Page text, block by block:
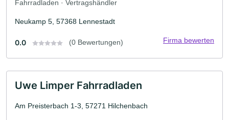
Fahrradladen · Vertragshändler
Neukamp 5, 57368 Lennestadt
0.0 (0 Bewertungen) Firma bewerten
Uwe Limper Fahrradladen
Am Preisterbach 1-3, 57271 Hilchenbach